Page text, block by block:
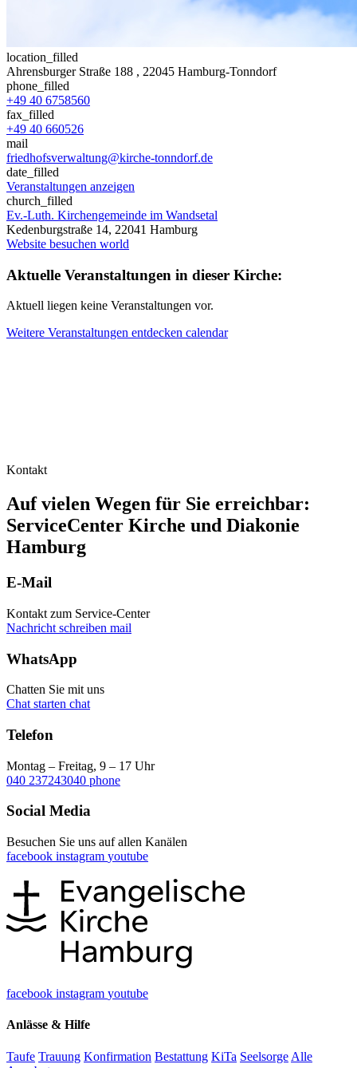
location_filled
Ahrensburger Straße 188 , 22045 Hamburg-Tonndorf
phone_filled
+49 40 6758560
fax_filled
+49 40 660526
mail
friedhofsverwaltung@kirche-tonndorf.de
date_filled
Veranstaltungen anzeigen
church_filled
Ev.-Luth. Kirchengemeinde im Wandsetal
Kedenburgstraße 14, 22041 Hamburg
Website besuchen world
Aktuelle Veranstaltungen in dieser Kirche:
Aktuell liegen keine Veranstaltungen vor.
Weitere Veranstaltungen entdecken calendar
Kontakt
Auf vielen Wegen für Sie erreichbar:
ServiceCenter Kirche und Diakonie
Hamburg
E-Mail
Kontakt zum Service-Center
Nachricht schreiben mail
WhatsApp
Chatten Sie mit uns
Chat starten chat
Telefon
Montag – Freitag, 9 – 17 Uhr
040 237243040 phone
Social Media
Besuchen Sie uns auf allen Kanälen
facebook instagram youtube
facebook instagram youtube
Anlässe & Hilfe
Taufe Trauung Konfirmation Bestattung KiTa Seelsorge Alle